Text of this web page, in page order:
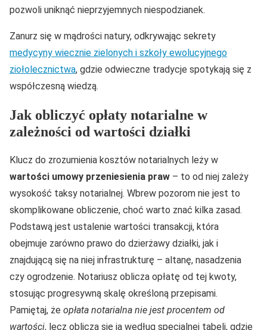
pozwoli uniknąć nieprzyjemnych niespodzianek.
Zanurz się w mądrości natury, odkrywając sekrety
medycyny wiecznie zielonych i szkoły ewolucyjnego
ziołolecznictwa, gdzie odwieczne tradycje spotykają się z
współczesną wiedzą.
Jak obliczyć opłaty notarialne w
zależności od wartości działki
Klucz do zrozumienia kosztów notarialnych leży w
wartości umowy przeniesienia praw – to od niej zależy
wysokość taksy notarialnej. Wbrew pozorom nie jest to
skomplikowane obliczenie, choć warto znać kilka zasad.
Podstawą jest ustalenie wartości transakcji, która
obejmuje zarówno prawo do dzierżawy działki, jak i
znajdującą się na niej infrastrukturę – altanę, nasadzenia
czy ogrodzenie. Notariusz oblicza opłatę od tej kwoty,
stosując progresywną skalę określoną przepisami.
Pamiętaj, że opłata notarialna nie jest procentem od
wartości, lecz oblicza się ją według specjalnej tabeli, gdzie